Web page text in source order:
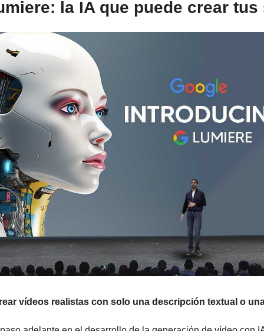
la IA que puede crear tus
vídeos realistas con solo una descripción textual o